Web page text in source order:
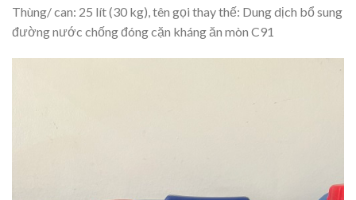
Thùng/ can: 25 lít (30 kg), tên gọi thay thế: Dung dịch bổ sung
đường nước chống đóng cặn kháng ăn mòn C91